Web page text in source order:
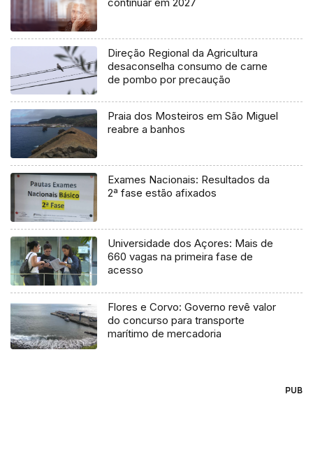
Direção Regional da Agricultura
desaconselha consumo de carne
de pombo por precaução
Praia dos Mosteiros em São Miguel
reabre a banhos
Exames Nacionais: Resultados da
2ª fase estão afixados
Universidade dos Açores: Mais de
660 vagas na primeira fase de
acesso
Flores e Corvo: Governo revê valor
do concurso para transporte
marítimo de mercadoria
PUB